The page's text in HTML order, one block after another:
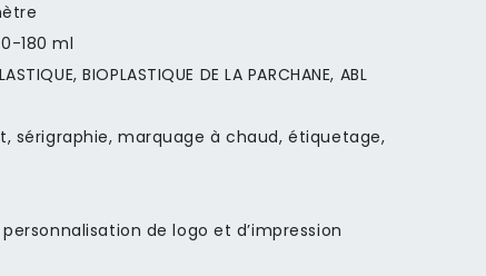
180 ml
BIOPLASTIQUE DE LA PARCHANE, ABL
sérigraphie, marquage à chaud, étiquetage,
de logo et d’impression